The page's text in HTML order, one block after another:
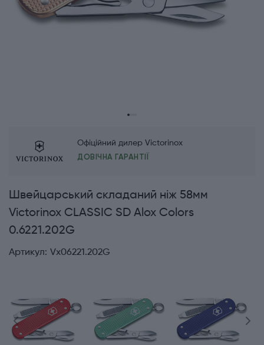
Офіційний дилер Victorinox
ДОВІЧНА ГАРАНТІЇ
Швейцарський складаний ніж 58мм
Victorinox CLASSIC SD Alox Colors
0.6221.202G
Артикул: Vx06221.202G